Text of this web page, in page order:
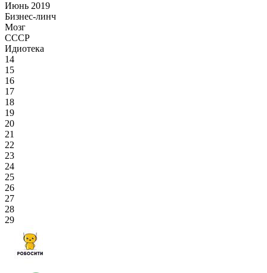
Июнь 2019
Бизнес-линч
Мозг
СССР
Идиотека
14
15
16
17
18
19
20
21
22
23
24
25
26
27
28
29